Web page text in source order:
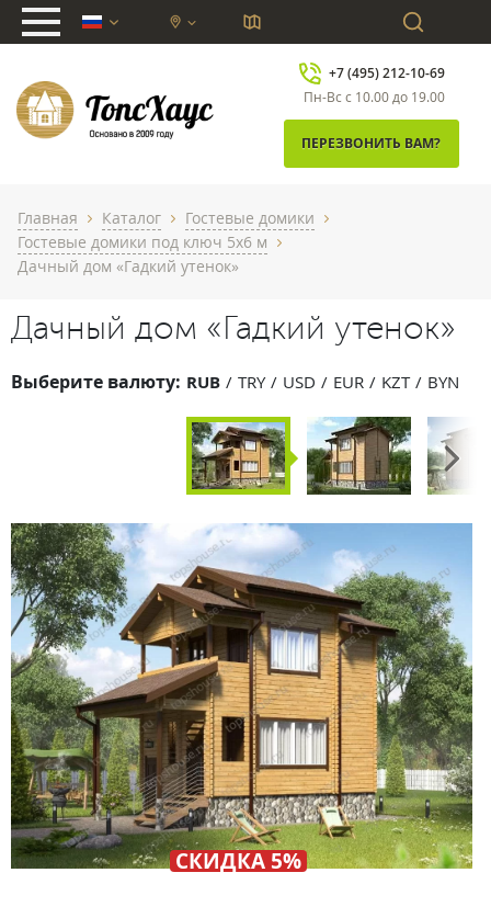
chevron_down
+7 (495) 212-10-69
Пн-Вс с 10.00 до 19.00
ПЕРЕЗВОНИТЬ ВАМ?
Главная chevron_right Каталог chevron_right Гостевые домики chevron_right
Гостевые домики под ключ 5x6 м chevron_right
Дачный дом «Гадкий утенок»
Дачный дом «Гадкий утенок»
Выберите валюту: RUB TRY USD EUR KZT BYN
Next
СКИДКА 5%